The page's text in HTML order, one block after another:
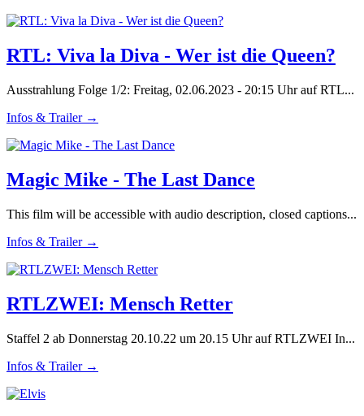
RTL: Viva la Diva - Wer ist die Queen?
Ausstrahlung Folge 1/2: Freitag, 02.06.2023 - 20:15 Uhr auf RTL...
Infos & Trailer →
Magic Mike - The Last Dance
This film will be accessible with audio description, closed captions...
Infos & Trailer →
RTLZWEI: Mensch Retter
Staffel 2 ab Donnerstag 20.10.22 um 20.15 Uhr auf RTLZWEI In...
Infos & Trailer →